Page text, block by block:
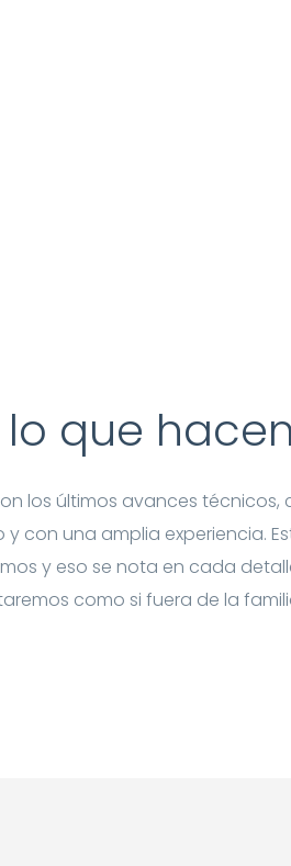
lo que
los últimos avances
con una amplia experiencia.
y eso se nota en cada
como si fuera de la